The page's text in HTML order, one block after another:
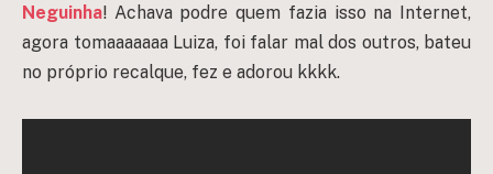
Neguinha! Achava podre quem fazia isso na Internet,
agora tomaaaaaaa Luiza, foi falar mal dos outros, bateu
no próprio recalque, fez e adorou kkkk.